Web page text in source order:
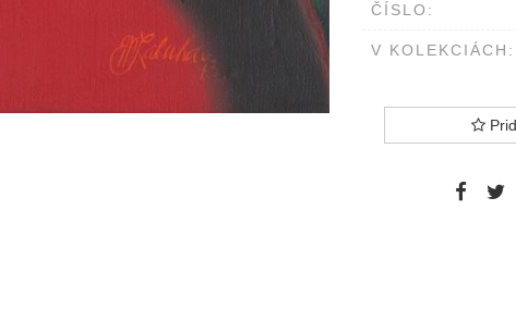
ČÍSLO:
V KOLEKCIÁCH: